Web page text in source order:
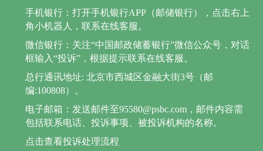
手机银行：打开手机银行APP（邮储银行），点击右上
角小机器人，联系在线客服。
微信银行：关注“中国邮政储蓄银行”微信公众号，对话
框输入“投诉”，根据提示联系在线客服。
总行通讯地址: 北京市西城区金融大街3号（邮
编:100808）。
电子邮箱：发送邮件至95580@psbc.com，邮件内容需
包括联系电话、投诉事项、被投诉机构的名称。
点击查看投诉处理流程